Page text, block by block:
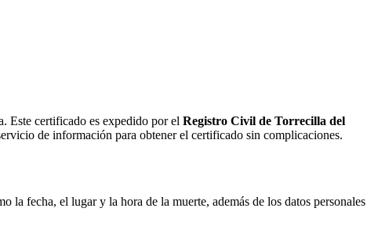
Este certificado es expedido por el Registro Civil de Torrecilla del
de información para obtener el certificado sin complicaciones.
fecha, el lugar y la hora de la muerte, además de los datos personales